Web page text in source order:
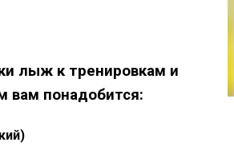
лыж к тренировкам и
вам понадобится: